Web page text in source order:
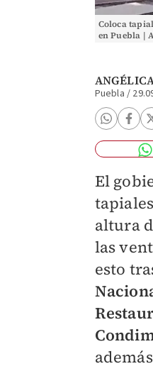
Coloca
en Puebla |
Puebla /
El
altura
las
esto